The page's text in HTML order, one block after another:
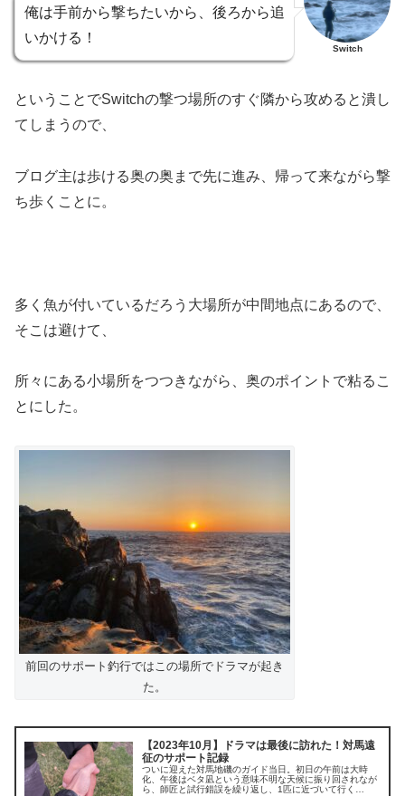
俺は手前から撃ちたいから、後ろから追
いかける！
Switch
ということでSwitchの撃つ場所のすぐ隣から攻めると潰し
てしまうので、
ブログ主は歩ける奥の奥まで先に進み、帰って来ながら撃
ち歩くことに。
多く魚が付いているだろう大場所が中間地点にあるので、
そこは避けて、
所々にある小場所をつつきながら、奥のポイントで粘るこ
とにした。
前回のサポート釣行ではこの場所でドラマが起き
た。
【2023年10月】ドラマは最後に訪れた！対馬遠
征のサポート記録
ついに迎えた対馬地磯のガイド当日。初日の午前は大時
化、午後はベタ凪という意味不明な天候に振り回されなが
ら、師匠と試行錯誤を繰り返し、1匹に近づいて行く